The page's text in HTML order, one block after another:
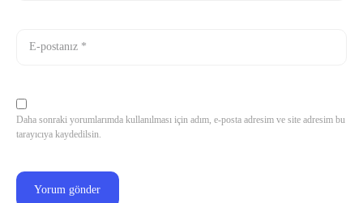
Daha sonraki yorumlarımda kullanılması için adım, e-posta adresim ve site adresim bu
tarayıcıya kaydedilsin.